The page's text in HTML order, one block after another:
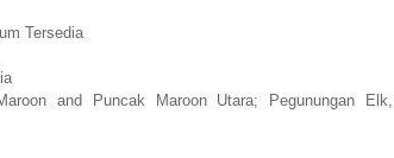
Tersedia
and Puncak Maroon Utara; Pegunungan Elk,